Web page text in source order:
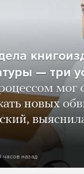
— три
мог
новых
часов назад